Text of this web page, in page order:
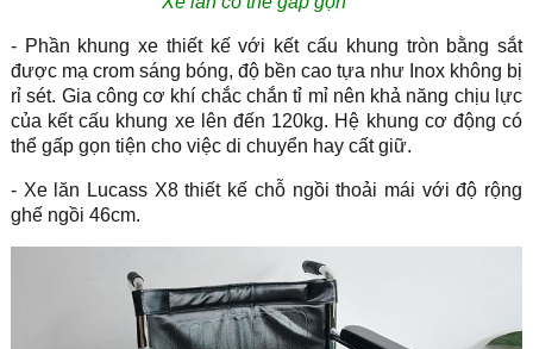
- Phần khung xe thiết kế với kết cấu khung tròn bằng sắt
được mạ crom sáng bóng, độ bền cao tựa như Inox không bị
rỉ sét. Gia công cơ khí chắc chắn tỉ mỉ nên khả năng chịu lực
của kết cấu khung xe lên đến 120kg. Hệ khung cơ động có
thể gấp gọn tiện cho việc di chuyển hay cất giữ.
- Xe lăn Lucass X8 thiết kế chỗ ngồi thoải mái với độ rộng
ghế ngồi 46cm.